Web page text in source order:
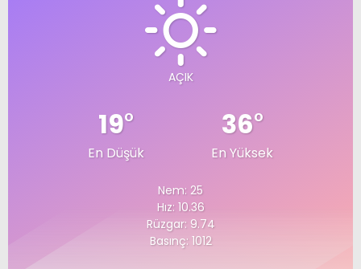
AÇIK
19°
En Düşük
36°
En Yüksek
Nem: 25
Hız: 10.36
Rüzgar: 9.74
Basınç: 1012